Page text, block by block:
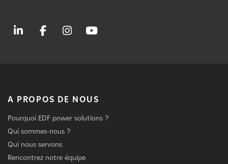
A PROPOS DE NOUS
Pourquoi EDF power solutions ?
Qui sommes-nous ?
Qui nous servons
Rencontrez notre équipe